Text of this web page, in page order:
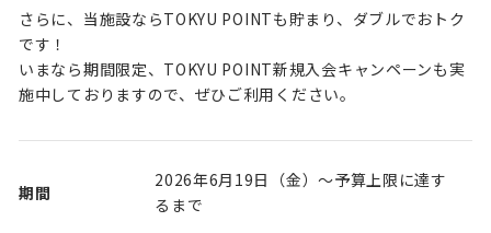
さらに、当施設ならTOKYU POINTも貯まり、ダブルでおトク
です！
いまなら期間限定、TOKYU POINT新規入会キャンペーンも実
施中しておりますので、ぜひご利用ください。
期間
2026年6月19日（金）～予算上限に達す
るまで